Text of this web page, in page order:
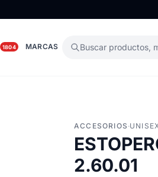
1804 MARCAS Buscar productos,
ACCESORIOS ·
2.60.01